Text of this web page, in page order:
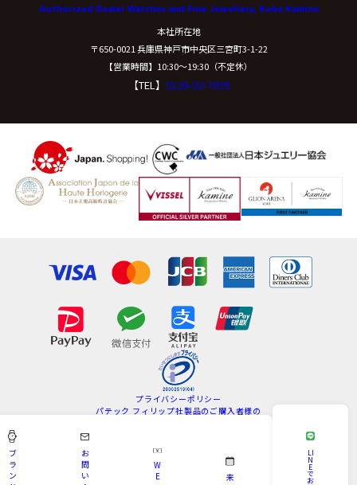
Authorized Dealer Watches and Fine Jewellery, Kobe Kamine
本社所在地
〒650-0021 兵庫県神戸市中央区三宮町3-1-22
【営業時間】10:30〜19:30（不定休）
【TEL】 0120-02-7039
プライバシーポリシー
パテック フィリップ社製品のご購入者様の
サイトマップ
Copyright © KAMINE All Rights Reserved.
ブ
ラ
ン
お
問
い
W
E 来
LI
N
E
で
お